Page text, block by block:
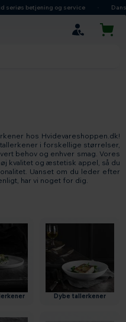
og service Dansk ejet
hos Hvidevareshoppen.dk!
i forskellige størrelser,
behov og enhver smag. Vores
kvalitet og æstetisk appel, så du
Uanset om du leder efter
har vi noget for dig.
dybe tallerkener